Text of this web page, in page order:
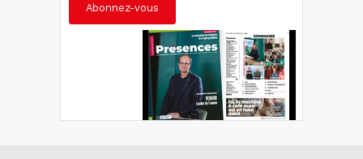
Abonnez-vous